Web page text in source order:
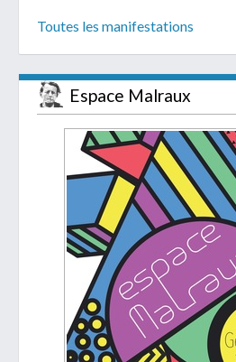
Toutes les manifestations
Espace Malraux